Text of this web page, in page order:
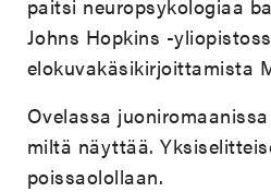
paitsi neuropsykologiaa
Johns Hopkins -
elokuvakäsikirjoittamista
Ovelassa
miltä näyttää.
poissaolollaan.